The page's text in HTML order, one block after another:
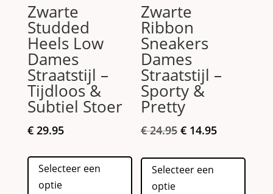
Zwarte
Studded
Heels Low
Dames
Straatstijl –
Tijdloos &
Subtiel Stoer
€29.95
Selecteer een
optie
product
heeft
Zwarte
Ribbon
Sneakers
Dames
Straatstijl –
Sporty &
Pretty
€24.95 Oorspronkelijke
was:
€ 24.95.
€ 14.95Huidige
is:
Selecteer een
optie